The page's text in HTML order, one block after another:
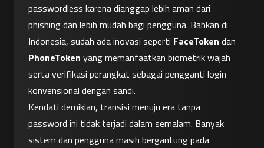
passwordless karena dianggap lebih aman dari
phishing dan lebih mudah bagi pengguna. Bahkan di
Indonesia, sudah ada inovasi seperti FaceToken
PhoneToken yang memanfaatkan biometrik wajah
serta verifikasi perangkat sebagai pengganti login
konvensional dengan sandi.
Kendati demikian, transisi menuju era tanpa
password ini tidak terjadi dalam semalam. Banyak
sistem dan pengguna masih bergantung pada